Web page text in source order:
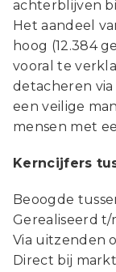
achterblijven
Het aandeel
hoog (12.384
vooral te
detacheren
een veilige
mensen met
Kerncijfers
Beoogde
Gerealiseerd t/
Via uitzenden
Direct bij